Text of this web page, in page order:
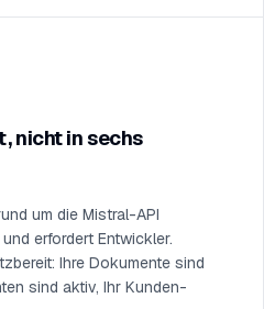
nicht in sechs
um die Mistral-API
erfordert Entwickler.
Ihre Dokumente sind
sind aktiv, Ihr Kunden-